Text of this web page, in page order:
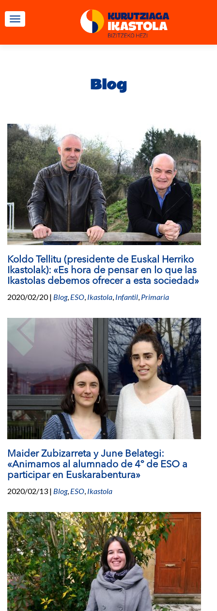
CAMBIAR NAVEGACIÓN
Blog
Koldo Tellitu (presidente de Euskal Herriko
Ikastolak): «Es hora de pensar en lo que las
Ikastolas debemos ofrecer a esta sociedad»
2020/02/20| Blog, ESO, Ikastola, Infantil, Primaria
Maider Zubizarreta y June Belategi:
«Animamos al alumnado de 4º de ESO a
participar en Euskarabentura»
2020/02/13 | Blog, ESO, Ikastola